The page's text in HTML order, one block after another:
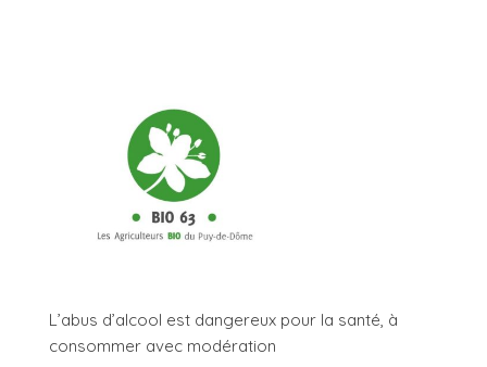
L’abus d’alcool est dangereux pour la santé, à
consommer avec modération